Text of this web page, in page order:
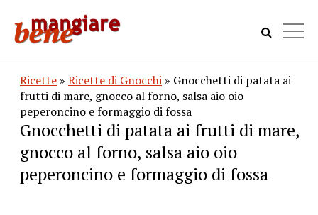
Ricette » Ricette di Gnocchi » Gnocchetti di patata ai
frutti di mare, gnocco al forno, salsa aio oio
peperoncino e formaggio di fossa
Gnocchetti di patata ai frutti di mare,
gnocco al forno, salsa aio oio
peperoncino e formaggio di fossa